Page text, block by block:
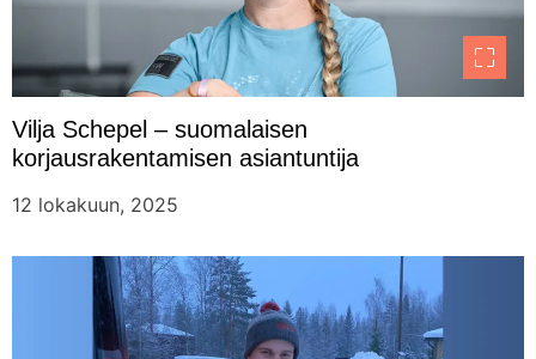
Vilja Schepel – suomalaisen
korjausrakentamisen asiantuntija
12 lokakuun, 2025